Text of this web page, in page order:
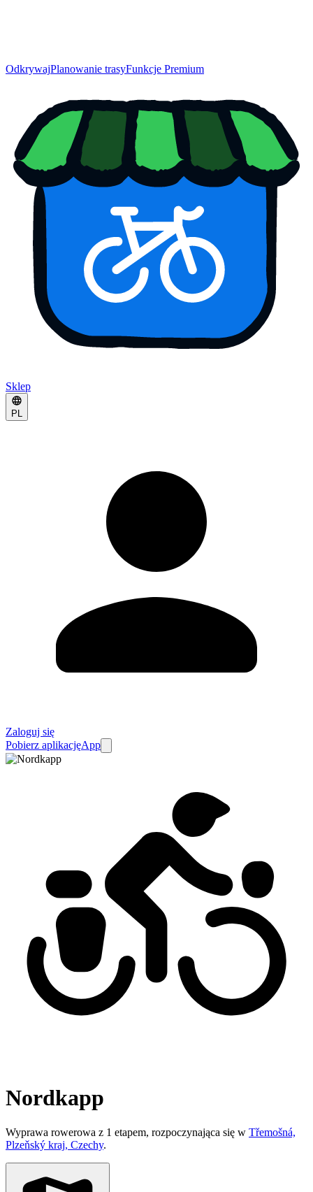
OdkrywajPlanowanie trasyFunkcje Premium
Sklep
PL
Zaloguj się
Pobierz aplikacjęApp
Nordkapp
Wyprawa rowerowa z 1 etapem, rozpoczynająca się w Třemošná,
Plzeňský kraj, Czechy.